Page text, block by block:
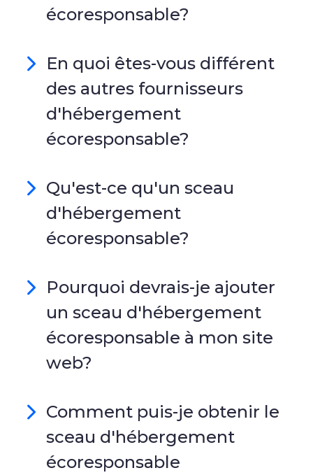
écoresponsable?
En quoi êtes-vous différent
des autres fournisseurs
d'hébergement
écoresponsable?
Qu'est-ce qu'un sceau
d'hébergement
écoresponsable?
Pourquoi devrais-je ajouter
un sceau d'hébergement
écoresponsable à mon site
web?
Comment puis-je obtenir le
sceau d'hébergement
écoresponsable